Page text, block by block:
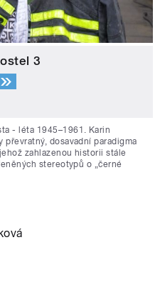
3
- léta 1945–1961. Karin
převratný, dosavadní paradigma
zahlazenou historii stále
stereotypů o „černé